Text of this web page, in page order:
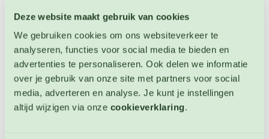
Deze website maakt gebruik van cookies
We gebruiken cookies om ons websiteverkeer te
analyseren, functies voor social media te bieden en
advertenties te personaliseren. Ook delen we informatie
over je gebruik van onze site met partners voor social
media, adverteren en analyse. Je kunt je instellingen
altijd wijzigen via onze cookieverklaring.
OP VOORRAAD